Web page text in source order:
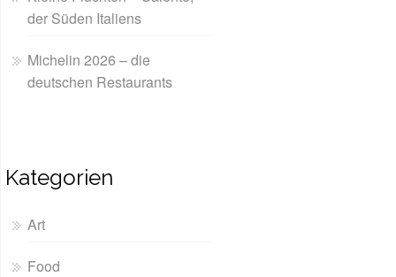
der Süden Italiens
Michelin 2026 – die
deutschen Restaurants
Kategorien
Art
Food